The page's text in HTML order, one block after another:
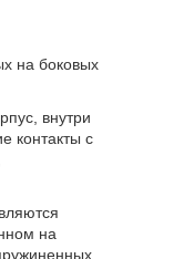
на боковых
внутри
контакты с
на